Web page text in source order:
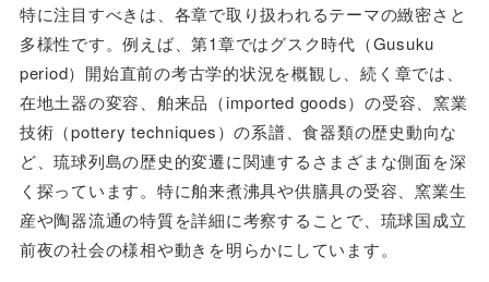
特に注目すべきは、各章で取り扱われるテーマの緻密さと
多様性です。例えば、第1章ではグスク時代（Gusuku
period）開始直前の考古学的状況を概観し、続く章では、
在地土器の変容、舶来品（imported goods）の受容、窯業
技術（pottery techniques）の系譜、食器類の歴史動向な
ど、琉球列島の歴史的変遷に関連するさまざまな側面を深
く探っています。特に舶来煮沸具や供膳具の受容、窯業生
産や陶器流通の特質を詳細に考察することで、琉球国成立
前夜の社会の様相や動きを明らかにしています。